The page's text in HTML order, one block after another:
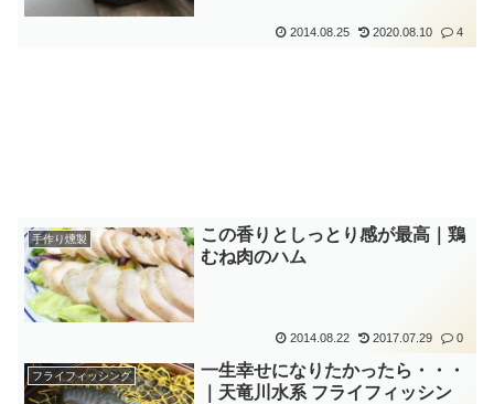
2014.08.25 2020.08.10 4
手作り燻製
この香りとしっとり感が最高｜鶏
むね肉のハム
2014.08.22 2017.07.29 0
フライフィッシング
一生幸せになりたかったら・・・
｜天竜川水系 フライフィッシン